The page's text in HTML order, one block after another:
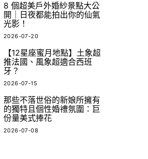
8 個超美戶外婚紗景點大公
開｜日夜都能拍出你的仙氣
光影！
2026-07-20
【12星座蜜月地點】土象超
推法國、風象超適合西班
牙？
2026-07-15
那些不落世俗的新娘所擁有
的獨特且個性婚禮氛圍：巨
份量美式捧花
2026-07-08